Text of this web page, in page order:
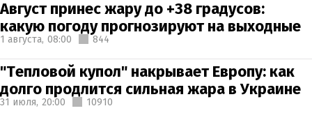
Август принес жару до +38 градусов:
какую погоду прогнозируют на выходные
1 августа, 08:00 844
"Тепловой купол" накрывает Европу: как
долго продлится сильная жара в Украине
31 июля, 20:00 10910